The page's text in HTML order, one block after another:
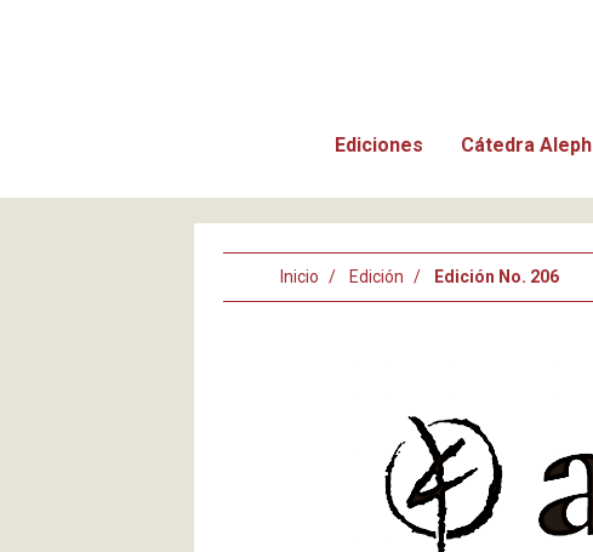
Ediciones Cátedra Aleph
Inicio Edición Edición No. 206